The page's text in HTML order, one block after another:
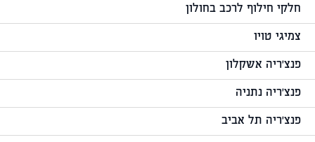
חלקי חילוף לרכב בחולון
צמיגי טויו
פנצ'ריה אשקלון
פנצ'ריה נתניה
פנצ'ריה תל אביב